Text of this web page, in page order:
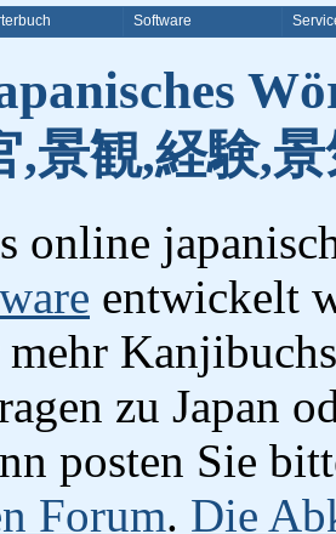
Software
,景観,経験,
online
entwickelt
mehr
zu Japan
posten Sie
Forum. Die